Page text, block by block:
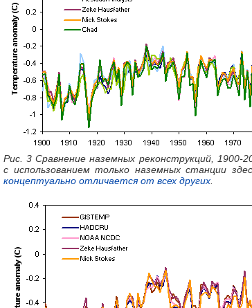
Рис. 3 Сравнение наземных реконструкций, 1900-
с использованием только наземных станции
концептуально отличается от всех других